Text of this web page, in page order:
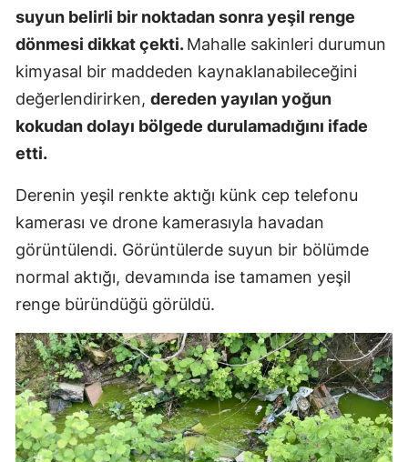
Giresun
Gümüşhane
Hakkari
Isparta
İstanbul
Kars
Kastamonu
Kayseri
Kırklareli
suyun belirli bir noktadan sonra yeşil renge
dönmesi dikkat çekti.Mahalle sakinleri durumun
kimyasal bir maddeden kaynaklanabileceğini
değerlendirirken, dereden yayılan yoğun
kokudan dolayı bölgede durulamadığını ifade
etti.
Derenin yeşil renkte aktığı künk cep telefonu
kamerası ve drone kamerasıyla havadan
görüntülendi. Görüntülerde suyun bir bölümde
normal aktığı, devamında ise tamamen yeşil
renge büründüğü görüldü.